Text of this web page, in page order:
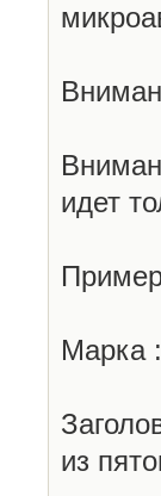
идет
Марка
из